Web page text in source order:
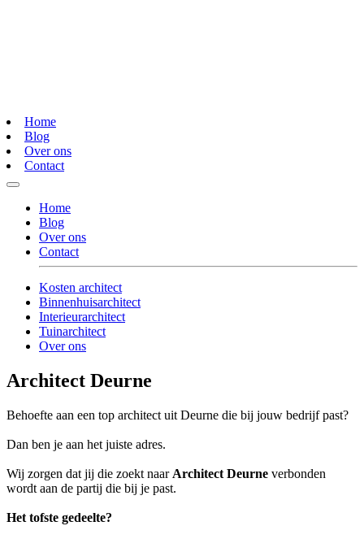
Home
Blog
Over ons
Contact
Home
Blog
Over ons
Contact
Kosten architect
Binnenhuisarchitect
Interieurarchitect
Tuinarchitect
Over ons
Architect Deurne
Behoefte aan een top architect uit Deurne die bij jouw bedrijf past?
Dan ben je aan het juiste adres.
Wij zorgen dat jij die zoekt naar Architect Deurne verbonden
wordt aan de partij die bij je past.
Het tofste gedeelte?